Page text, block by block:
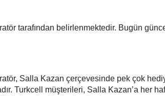
tarafından belirlenmektedir. Bugün
Salla Kazan çerçevesinde pek çok
Turkcell müşterileri, Salla Kazan’a her